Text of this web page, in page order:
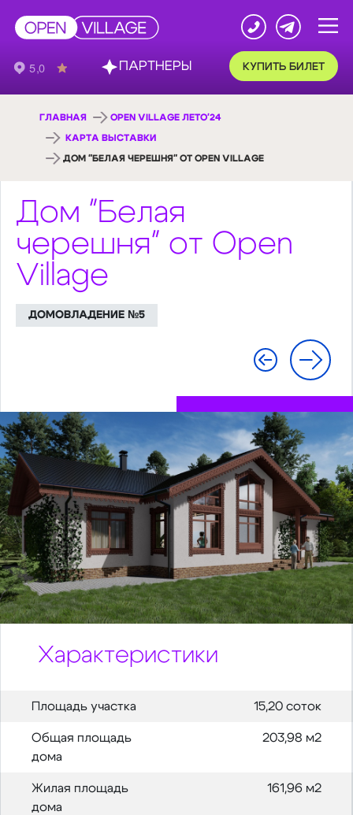
КУПИТЬ БИЛЕТ
ГЛАВНАЯ OPEN VILLAGE ЛЕТО'24
КАРТА ВЫСТАВКИ
ДОМ "БЕЛАЯ ЧЕРЕШНЯ" ОТ OPEN VILLAGE
Дом "Белая
черешня" от Open
Village
ДОМОВЛАДЕНИЕ №5
Характеристики
Площадь участка 15,20 соток
Общая площадь
дома
203,98 м2
Жилая площадь
дома
161,96 м2